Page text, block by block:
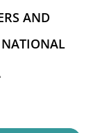
AND